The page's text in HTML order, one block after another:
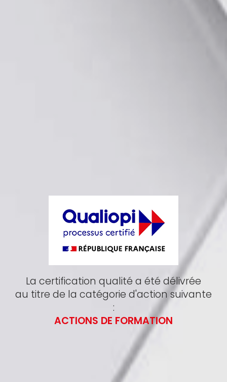
La certification qualité a été délivrée
au titre de la catégorie d'action suivante
:
ACTIONS DE FORMATION